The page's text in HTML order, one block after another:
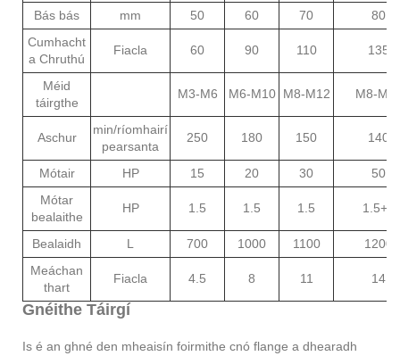
Bás bás mm 50 60 70
80
Cumhacht
a Chruthú
Fiacla 60 90 110 135
Méid
táirgthe
M3-M6 M6-M10 M8-M12 M8-
Aschur
min/ríomhairí
pearsanta
250 180 150 140
Mótair HP 15 20 30
50
Mótar
bealaithe
HP 1.5 1.5 1.5 1.5+3
Bealaidh L 700 1000 1100
1200
Meáchan
thart
Fiacla 4.5 8 11 14
Gnéithe Táirgí
Is é an ghné den mheaisín foirmithe cnó flange a dhearadh